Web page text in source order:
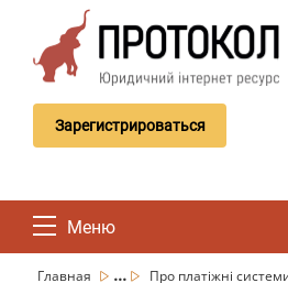
Зарегистрироваться
Меню
Главная ... Про платіжні